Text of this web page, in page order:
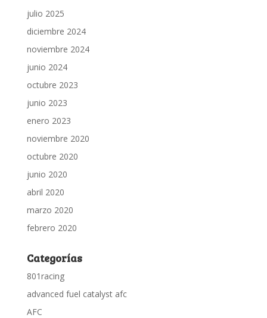
julio 2025
diciembre 2024
noviembre 2024
junio 2024
octubre 2023
junio 2023
enero 2023
noviembre 2020
octubre 2020
junio 2020
abril 2020
marzo 2020
febrero 2020
Categorías
801racing
advanced fuel catalyst afc
AFC